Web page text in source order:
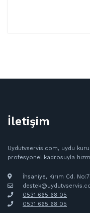
İletişim
Uydutvservis.com, uydu
profesyonel kadrosuyla
İhsaniye, Kırım Cd.
0531 665 68 05
‪0531 665 68 05